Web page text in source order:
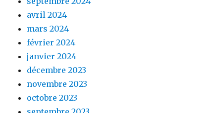
avril 2024
mars 2024
février 2024
janvier 2024
décembre 2023
novembre 2023
octobre 2023